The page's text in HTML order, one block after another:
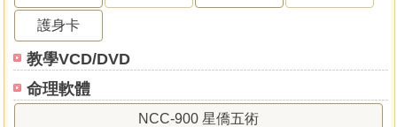
護身卡
教學VCD/DVD
命理軟體
NCC-900 星僑五術